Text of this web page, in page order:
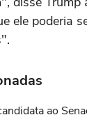
ele poderia
ao